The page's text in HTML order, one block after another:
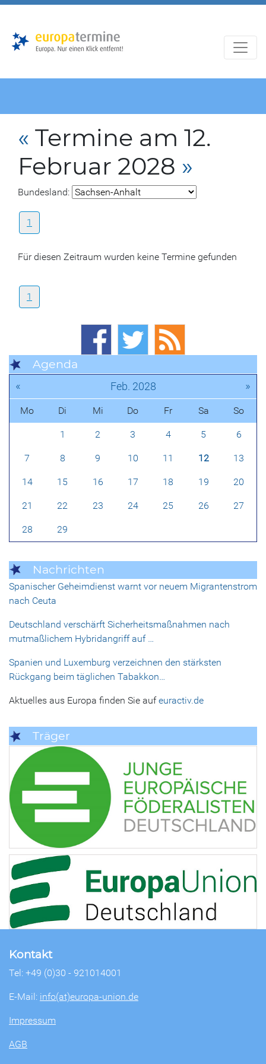
« Termine am 12.
Februar 2028 »
Bundesland:
1
Für diesen Zeitraum wurden keine Termine gefunden
1
Agenda
« Feb. 2028 »
Mo Di Mi Do Fr Sa So
1 2 3 4 5 6
7 8 9 10 11 12 13
14 15 16 17 18 19 20
21 22 23 24 25 26 27
28 29
Nachrichten
Spanischer Geheimdienst warnt vor neuem Migrantenstrom
nach Ceuta
Deutschland verschärft Sicherheitsmaßnahmen nach
mutmaßlichem Hybridangriff auf …
Spanien und Luxemburg verzeichnen den stärksten
Rückgang beim täglichen Tabakkon…
Aktuelles aus Europa finden Sie aufeuractiv.de
Träger
Kontakt
Tel: +49 (0)30 - 921014001
E-Mail: info(at)europa-union.de
Impressum
AGB